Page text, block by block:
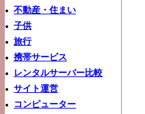
不動産・住まい
子供
旅行
携帯サービス
レンタルサーバー比較
サイト運営
コンピューター